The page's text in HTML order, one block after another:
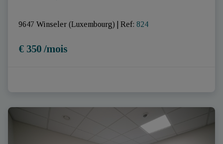
9647 Winseler (Luxembourg) Ref: 824
€ 350 /mois